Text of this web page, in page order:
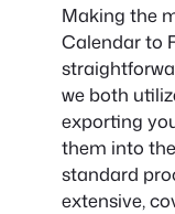
Making the
Calendar to
we both
exporting
them into
standard
extensive,